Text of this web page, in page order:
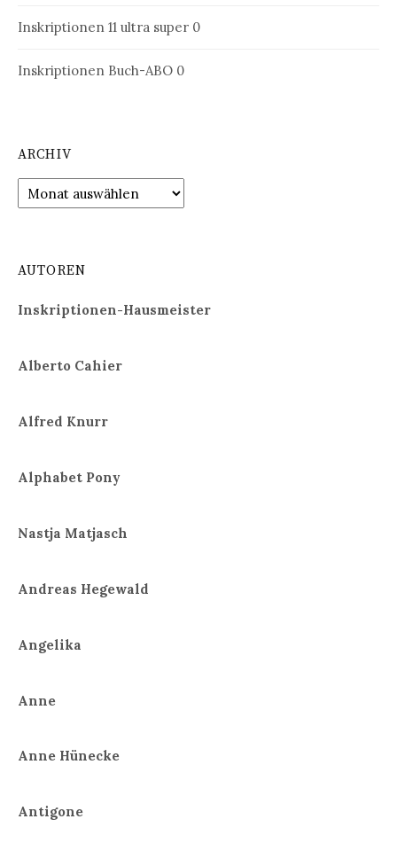
Inskriptionen 11 ultra super 0
Inskriptionen Buch-ABO 0
ARCHIV
Archiv
AUTOREN
Inskriptionen-Hausmeister
Alberto Cahier
Alfred Knurr
Alphabet Pony
Nastja Matjasch
Andreas Hegewald
Angelika
Anne
Anne Hünecke
Antigone